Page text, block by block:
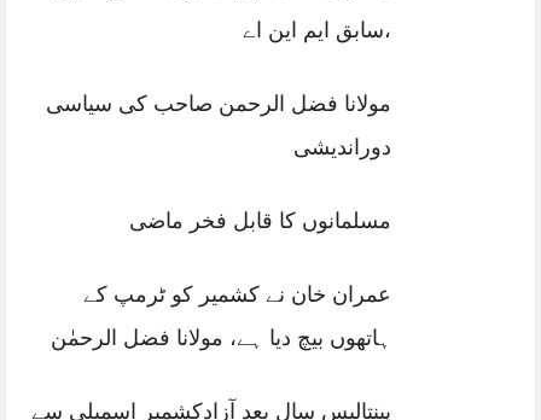
،سابق ایم این اے
مولانا فضل الرحمن صاحب کی سیاسی
دوراندیشی
مسلمانوں کا قابل فخر ماضی
عمران خان نے کشمیر کو ٹرمپ کے
ہاتھوں بیچ دیا ہے، مولانا فضل الرحمٰن
پینتالیس سال بعد آزادکشمیر اسمبلی سے